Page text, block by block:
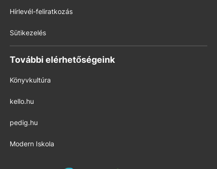
Hírlevél-feliratkozás
Sütikezelés
További elérhetőségeink
Könyvkultúra
kello.hu
pedig.hu
Modern Iskola